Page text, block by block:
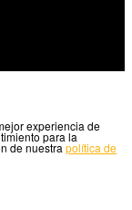
experiencia de
para la
de nuestra política de